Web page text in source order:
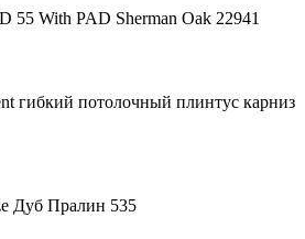
With PAD Sherman Oak 22941
гибкий потолочный плинтус карниз
Дуб Пралин 535